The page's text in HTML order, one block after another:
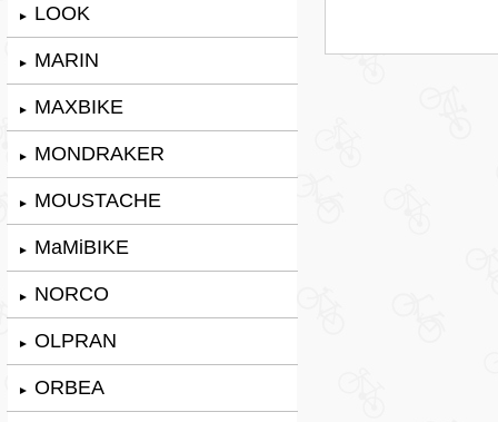
► LOOK
► MARIN
► MAXBIKE
► MONDRAKER
► MOUSTACHE
► MaMiBIKE
► NORCO
► OLPRAN
► ORBEA